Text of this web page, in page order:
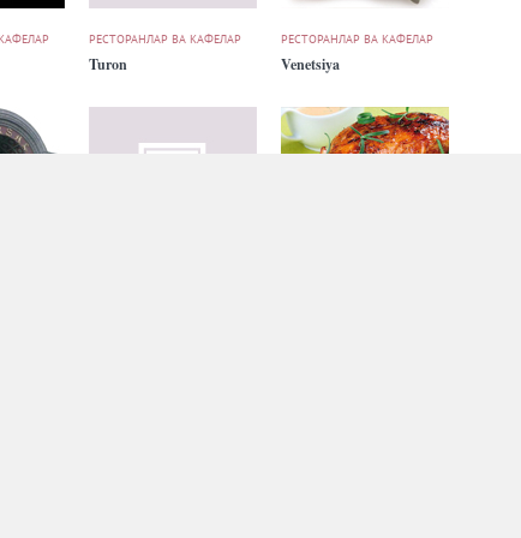
РЕСТОРАНЛАР ВА КАФЕЛАР
Turon
РЕСТОРАНЛАР ВА КАФЕЛАР
Venetsiya